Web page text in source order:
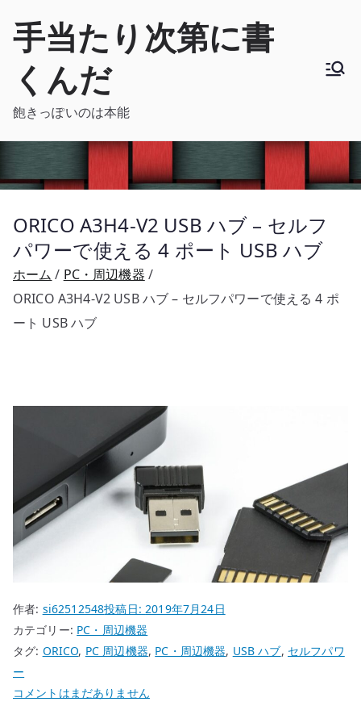
手当たり次第に書
くんだ
飽きっぽいのは本能
ORICO A3H4-V2 USB ハブ – セルフ
パワーで使える 4 ポート USB ハブ
ホーム
PC・周辺機器
ORICO A3H4-V2 USB ハブ – セルフパワーで使える 4 ポ
ート USB ハブ
作者: si62512548投稿日:2019年7月24日
カテゴリー: PC・周辺機器
タグ: ORICO, PC 周辺機器, PC・周辺機器, USB ハブ, セルフパワ
ー
ORICO
コメントはまだありません